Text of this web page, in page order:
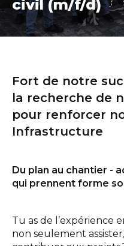
Qui
Notre
Nos
PROJETS
CONTACT
civil (m/f/d)
Fort de notre
la recherche de
pour renforcer
Infrastructure
Du plan au chantier -
qui prennent forme
Tu as de l’expérience
non seulement